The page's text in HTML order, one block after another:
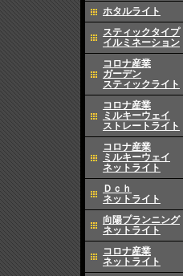
ホタルライト
スティックタイプ
イルミネーション
コロナ産業
ガーデン
スティックライト
コロナ産業
ミルキーウェイ
ストレートライト
コロナ産業
ミルキーウェイ
ネットライト
Ｄｃｈ
ネットライト
向陽プランニング
ネットライト
コロナ産業
ネットライト